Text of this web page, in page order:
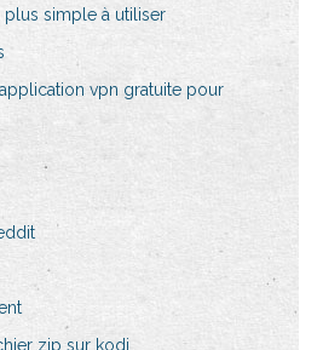
simple à utiliser
vpn gratuite pour
zip sur kodi